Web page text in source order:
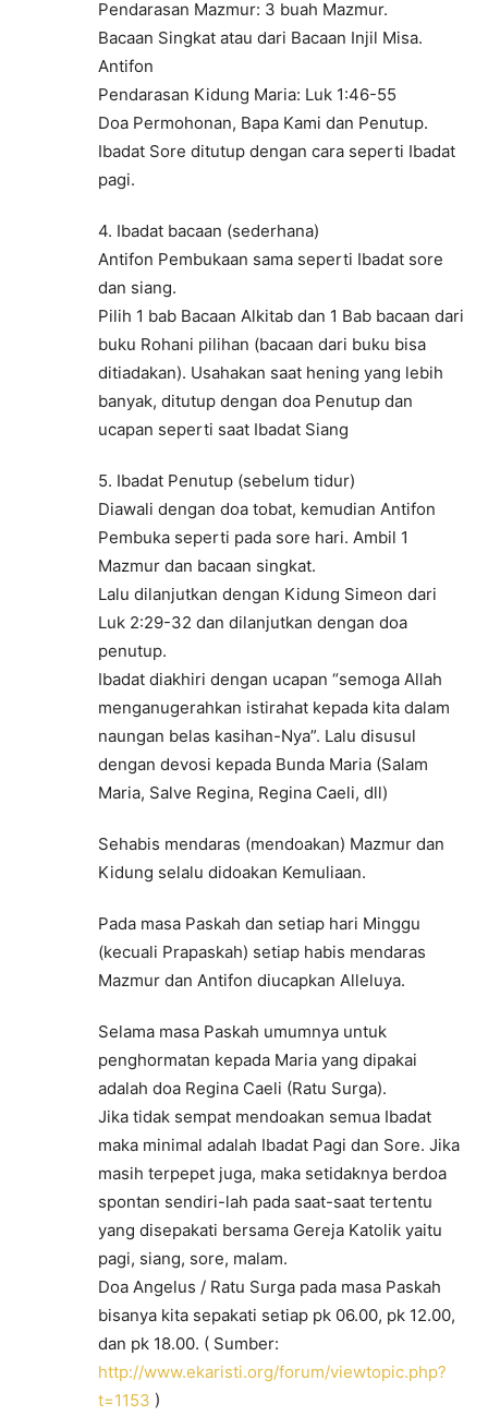
Pendarasan Mazmur: 3 buah Mazmur.
Bacaan Singkat atau dari Bacaan Injil Misa.
Antifon
Pendarasan Kidung Maria: Luk 1:46-55
Doa Permohonan, Bapa Kami dan Penutup.
Ibadat Sore ditutup dengan cara seperti Ibadat
pagi.
4. Ibadat bacaan (sederhana)
Antifon Pembukaan sama seperti Ibadat sore
dan siang.
Pilih 1 bab Bacaan Alkitab dan 1 Bab bacaan dari
buku Rohani pilihan (bacaan dari buku bisa
ditiadakan). Usahakan saat hening yang lebih
banyak, ditutup dengan doa Penutup dan
ucapan seperti saat Ibadat Siang
5. Ibadat Penutup (sebelum tidur)
Diawali dengan doa tobat, kemudian Antifon
Pembuka seperti pada sore hari. Ambil 1
Mazmur dan bacaan singkat.
Lalu dilanjutkan dengan Kidung Simeon dari
Luk 2:29-32 dan dilanjutkan dengan doa
penutup.
Ibadat diakhiri dengan ucapan “semoga Allah
menganugerahkan istirahat kepada kita dalam
naungan belas kasihan-Nya”. Lalu disusul
dengan devosi kepada Bunda Maria (Salam
Maria, Salve Regina, Regina Caeli, dll)
Sehabis mendaras (mendoakan) Mazmur dan
Kidung selalu didoakan Kemuliaan.
Pada masa Paskah dan setiap hari Minggu
(kecuali Prapaskah) setiap habis mendaras
Mazmur dan Antifon diucapkan Alleluya.
Selama masa Paskah umumnya untuk
penghormatan kepada Maria yang dipakai
adalah doa Regina Caeli (Ratu Surga).
Jika tidak sempat mendoakan semua Ibadat
maka minimal adalah Ibadat Pagi dan Sore. Jika
masih terpepet juga, maka setidaknya berdoa
spontan sendiri-lah pada saat-saat tertentu
yang disepakati bersama Gereja Katolik yaitu
pagi, siang, sore, malam.
Doa Angelus / Ratu Surga pada masa Paskah
bisanya kita sepakati setiap pk 06.00, pk 12.00,
dan pk 18.00. ( Sumber:
http://www.ekaristi.org/forum/viewtopic.php?
t=1153 )